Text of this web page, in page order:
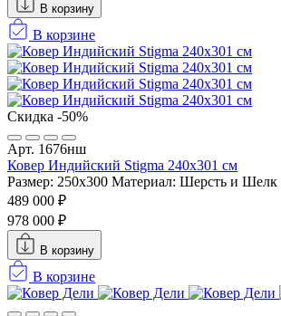
В корзину
В корзине
Скидка -50%
Арт. 1676нш
Ковер Индийский Stigma 240x301 см
Размер: 250x300 Материал: Шерсть и Шелк
489 000 ₽
978 000 ₽
В корзину
В корзине